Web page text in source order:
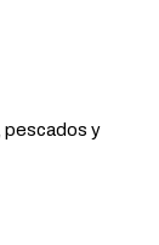
pescados y